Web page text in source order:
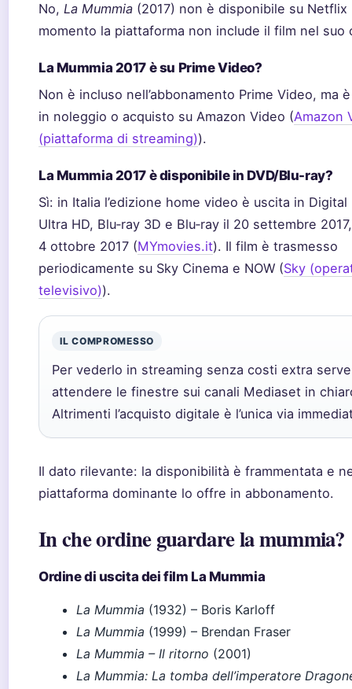
No, La Mummia (2017) non è disponibile su Netflix
momento la piattaforma non include il film nel suo
La Mummia 2017 è su Prime Video?
Non è incluso nell’abbonamento Prime Video, ma
in noleggio o acquisto su Amazon Video (Amazon
(piattaforma di streaming)).
La Mummia 2017 è disponibile in DVD/Blu-ray?
Sì: in Italia l’edizione home video è uscita in Digital
Ultra HD, Blu‑ray 3D e Blu‑ray il 20 settembre
4 ottobre 2017 (MYmovies.it). Il film è trasmesso
periodicamente su Sky Cinema e NOW (Sky
televisivo)).
IL COMPROMESSO
Per vederlo in streaming senza costi extra serve
attendere le finestre sui canali Mediaset in
Altrimenti l’acquisto digitale è l’unica via
Il dato rilevante: la disponibilità è frammentata e
piattaforma dominante lo offre in abbonamento.
In che ordine guardare la mummia?
Ordine di uscita dei film La Mummia
La Mummia (1932) – Boris Karloff
La Mummia (1999) – Brendan Fraser
La Mummia – Il ritorno (2001)
La Mummia: La tomba dell’imperatore